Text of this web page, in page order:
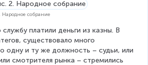
Народное собрание
платили деньги из казны. В
существовало много
одну и ту же должность – судьи, или
смотрителя рынка – стремились